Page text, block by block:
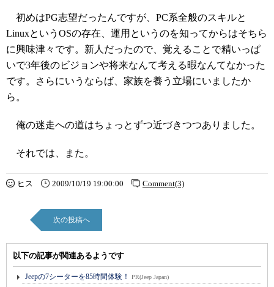
初めはPG志望だったんですが、PC系全般のスキルと
LinuxというOSの存在、運用というのを知ってからはそちら
に興味津々です。新人だったので、覚えることで精いっぱ
いで3年後のビジョンや将来なんて考える暇なんてなかった
です。さらにいうならば、家族を養う立場にいましたか
ら。
俺の迷走への道はちょっとずつ近づきつつありました。
それでは、また。
ヒス 2009/10/19 19:00:00 Comment(3)
次の投稿へ
以下の記事が関連あるようです
Jeepの7シーターを85時間体験！ PR(Jeep Japan)